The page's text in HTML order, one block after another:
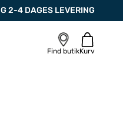
2-4 DAGES LEVERING
Find butikKurv